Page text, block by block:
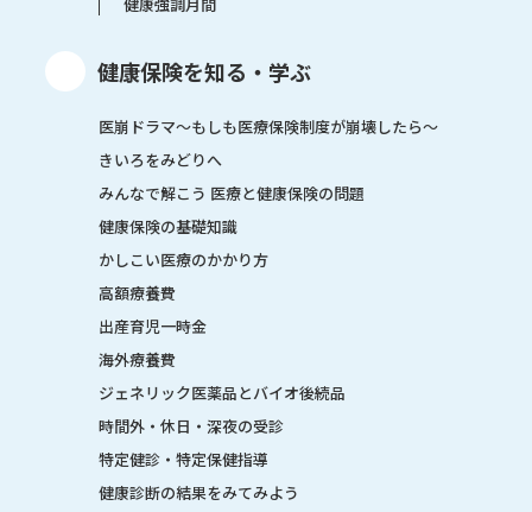
健康保険を知る・学ぶ
医崩ドラマ〜もしも医療保険制度が崩壊したら〜
きいろをみどりへ
みんなで解こう 医療と健康保険の問題
健康保険の基礎知識
かしこい医療のかかり方
高額療養費
出産育児一時金
海外療養費
ジェネリック医薬品とバイオ後続品
時間外・休日・深夜の受診
特定健診・特定保健指導
健康診断の結果をみてみよう